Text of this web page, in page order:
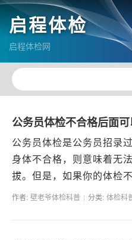
启程体检
启程体检网
公务员体检不合格后面
公务员体检是公务员招录
身体不合格，则意味着无
拔。但是，如果你的体检
“game over”呢？事实上
作者: 壁老爷体检科普 分类: 体检科